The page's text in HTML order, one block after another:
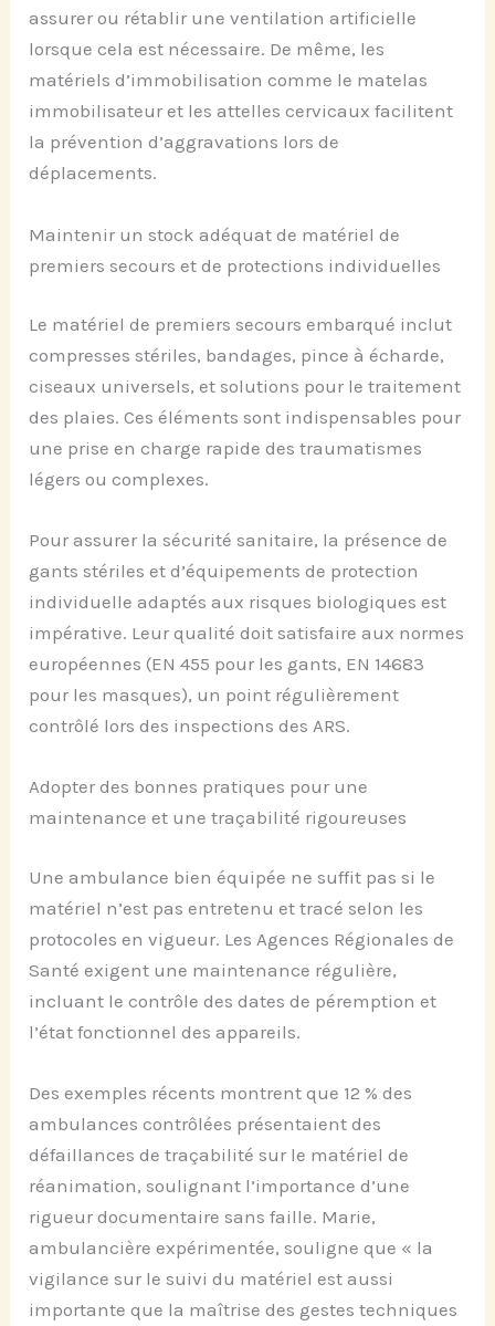
assurer ou rétablir une ventilation artificielle
lorsque cela est nécessaire. De même, les
matériels d’immobilisation comme le matelas
immobilisateur et les attelles cervicaux facilitent
la prévention d’aggravations lors de
déplacements.
Maintenir un stock adéquat de matériel de
premiers secours et de protections individuelles
Le matériel de premiers secours embarqué inclut
compresses stériles, bandages, pince à écharde,
ciseaux universels, et solutions pour le traitement
des plaies. Ces éléments sont indispensables pour
une prise en charge rapide des traumatismes
légers ou complexes.
Pour assurer la sécurité sanitaire, la présence de
gants stériles et d’équipements de protection
individuelle adaptés aux risques biologiques est
impérative. Leur qualité doit satisfaire aux normes
européennes (EN 455 pour les gants, EN 14683
pour les masques), un point régulièrement
contrôlé lors des inspections des ARS.
Adopter des bonnes pratiques pour une
maintenance et une traçabilité rigoureuses
Une ambulance bien équipée ne suffit pas si le
matériel n’est pas entretenu et tracé selon les
protocoles en vigueur. Les Agences Régionales de
Santé exigent une maintenance régulière,
incluant le contrôle des dates de péremption et
l’état fonctionnel des appareils.
Des exemples récents montrent que 12 % des
ambulances contrôlées présentaient des
défaillances de traçabilité sur le matériel de
réanimation, soulignant l’importance d’une
rigueur documentaire sans faille. Marie,
ambulancière expérimentée, souligne que « la
vigilance sur le suivi du matériel est aussi
importante que la maîtrise des gestes techniques